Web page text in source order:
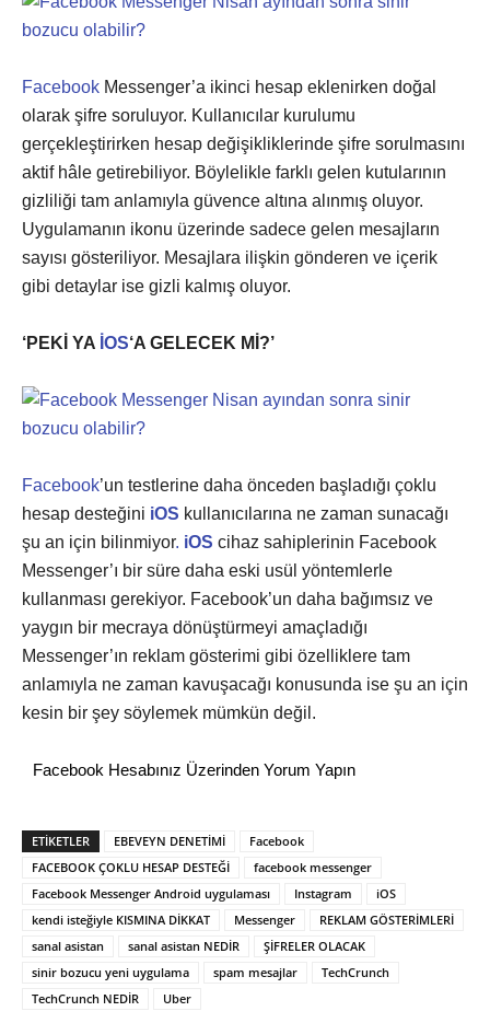
Facebook Messenger’a ikinci hesap eklenirken doğal
olarak şifre soruluyor. Kullanıcılar kurulumu
gerçekleştirirken hesap değişikliklerinde şifre sorulmasını
aktif hâle getirebiliyor. Böylelikle farklı gelen kutularının
gizliliği tam anlamıyla güvence altına alınmış oluyor.
Uygulamanın ikonu üzerinde sadece gelen mesajların
sayısı gösteriliyor. Mesajlara ilişkin gönderen ve içerik
gibi detaylar ise gizli kalmış oluyor.
‘PEKİ YA İOS‘A GELECEK Mİ?’
Facebook’un testlerine daha önceden başladığı çoklu
hesap desteğini iOS kullanıcılarına ne zaman sunacağı
şu an için bilinmiyor. iOS cihaz sahiplerinin Facebook
Messenger’ı bir süre daha eski usül yöntemlerle
kullanması gerekiyor. Facebook’un daha bağımsız ve
yaygın bir mecraya dönüştürmeyi amaçladığı
Messenger’ın reklam gösterimi gibi özelliklere tam
anlamıyla ne zaman kavuşacağı konusunda ise şu an için
kesin bir şey söylemek mümkün değil.
Facebook Hesabınız Üzerinden Yorum Yapın
ETİKETLER EBEVEYN DENETİMİ
Facebook
FACEBOOK ÇOKLU HESAP DESTEĞİ
facebook messenger
Facebook Messenger Android uygulaması
Instagram
iOS
kendi isteğiyle KISMINA DİKKAT
Messenger
REKLAM GÖSTERİMLERİ
sanal asistan
sanal asistan NEDİR
ŞİFRELER OLACAK
sinir bozucu yeni uygulama
spam mesajlar
TechCrunch
TechCrunch NEDİR
Uber